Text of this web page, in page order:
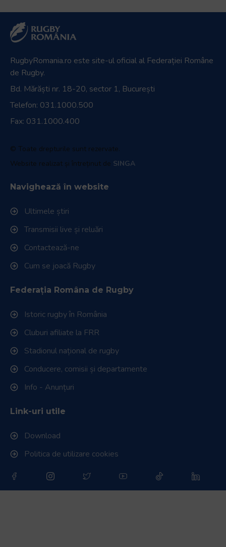
RugbyRomania.ro este site-ul oficial al Federației Române
de Rugby.
Bd. Mărăști nr. 18-20, sector 1, București
Telefon: 031.1000.500
Fax: 031.1000.400
© Toate drepturile sunt rezervate.
Website realizat și întreținut de SINGA
Navighează în website
Ultimele știri
Transmisii live și reluări
Contactează-ne
Cum se joacă Rugby
Federația Româna de Rugby
Istoric rugby în România
Cluburi afiliate la FRR
Stadionul național de rugby
Conducere, comisii și departamente
Info - Anunțuri
Link-uri utile
Download
Politica de utilizare cookies